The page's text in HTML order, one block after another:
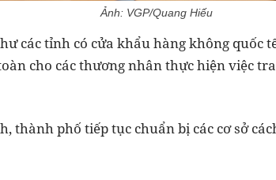
Ảnh: VGP/Quang Hiếu
các tỉnh có cửa khẩu hàng không quốc
cho các thương nhân thực hiện việc
thành phố tiếp tục chuẩn bị các cơ sở